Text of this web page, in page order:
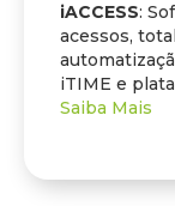
iACCESS:
acessos,
iTIME e
Saiba Mais